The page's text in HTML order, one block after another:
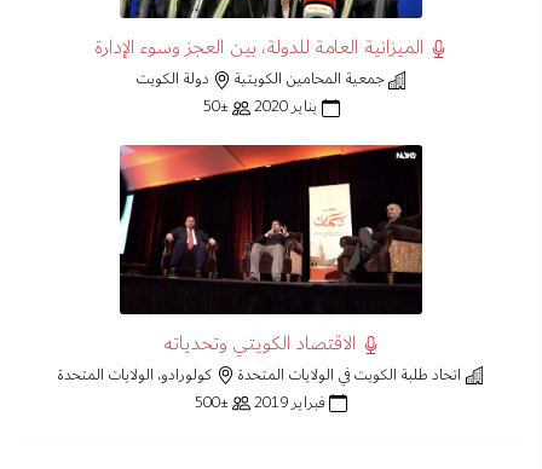
الميزانية العامة للدولة، بين العجز وسوء الإدارة
جمعية المحامين الكويتية
دولة الكويت
يناير 2020
±50
الاقتصاد الكويتي وتحدياته
اتحاد طلبة الكويت في الولايات المتحدة
كولورادو، الولايات المتحدة
فبراير 2019
±500